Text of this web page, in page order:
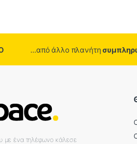
...από άλλο πλανήτη
με ένα τηλέφωνο κάλεσε